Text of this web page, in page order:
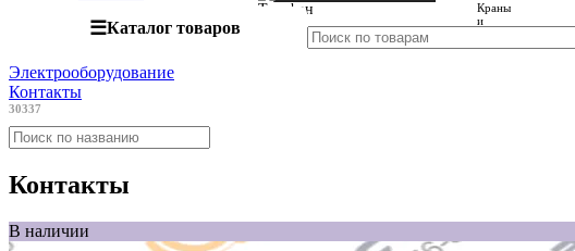
☰Каталог товаров
Электрооборудование
Контакты
30337
Контакты
В наличии